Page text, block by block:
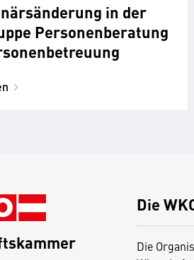
in der
Personenberatung
Die
Die